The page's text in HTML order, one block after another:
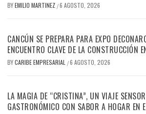
BYEMILIO MARTINEZ /6 AGOSTO, 2026
CANCÚN SE PREPARA PARA EXPO
ENCUENTRO CLAVE DE LA CONSTRUCCIÓN
BYCARIBE EMPRESARIAL /6 AGOSTO, 2026
LA MAGIA DE “CRISTINA”, UN VIAJE
GASTRONÓMICO CON SABOR A HOGAR EN